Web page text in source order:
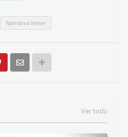
Narrativa breve
Ver todo